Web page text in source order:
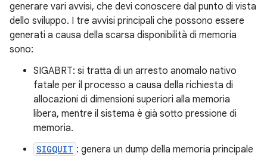
generare vari avvisi, che devi conoscere dal punto di vista
dello sviluppo. I tre avvisi principali che possono essere
generati a causa della scarsa disponibilità di memoria
sono:
SIGABRT: si tratta di un arresto anomalo nativo
fatale per il processo a causa della richiesta di
allocazioni di dimensioni superiori alla memoria
libera, mentre il sistema è già sotto pressione di
memoria.
SIGQUIT : genera un dump della memoria principale